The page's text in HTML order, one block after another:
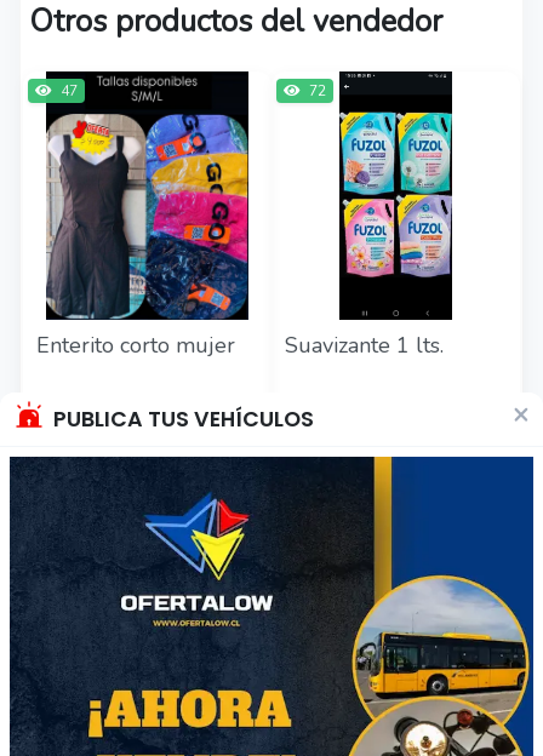
PUBLICA TUS VEHÍCULOS ×
Otros productos del vendedor
47
Enterito corto mujer
$4000
Producto Nuevo
72
Suavizante 1 lts.
$1600